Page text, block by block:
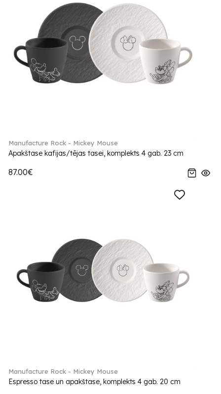
Manufacture Rock - Mickey Mouse
Apakštase kafijas/tējas tasei, komplekts 4 gab. 23 cm
87.00€
Manufacture Rock - Mickey Mouse
Espresso tase un apakštase, komplekts 4 gab. 20 cm